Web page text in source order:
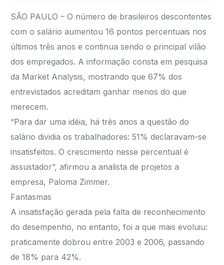
SÃO PAULO – O número de brasileiros descontentes
com o salário aumentou 16 pontos percentuais nos
últimos três anos e continua sendo o principal vilão
dos empregados. A informação consta em pesquisa
da Market Analysis, mostrando que 67% dos
entrevistados acreditam ganhar menos do que
merecem.
“Para dar uma idéia, há três anos a questão do
salário dividia os trabalhadores: 51% declaravam-se
insatisfeitos. O crescimento nesse percentual é
assustador”, afirmou a analista de projetos a
empresa, Paloma Zimmer.
Fantasmas
A insatisfação gerada pela falta de reconhecimento
do desempenho, no entanto, foi a que mais evoluiu:
praticamente dobrou entre 2003 e 2006, passando
de 18% para 42%.